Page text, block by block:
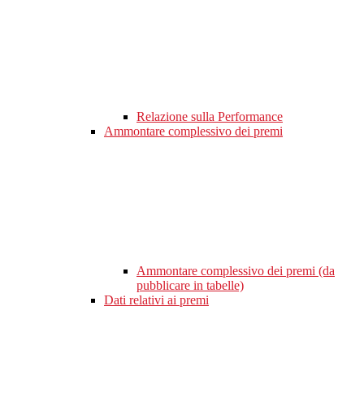
Relazione sulla Performance
Ammontare complessivo dei premi
Ammontare complessivo dei premi (da
pubblicare in tabelle)
Dati relativi ai premi